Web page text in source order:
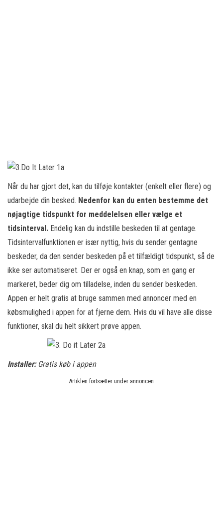
Når du har gjort det, kan du tilføje kontakter (enkelt eller flere) og
udarbejde din besked. Nedenfor kan du enten bestemme det
nøjagtige tidspunkt for meddelelsen eller vælge et
tidsinterval. Endelig kan du indstille beskeden til at gentage.
Tidsintervalfunktionen er især nyttig, hvis du sender gentagne
beskeder, da den sender beskeden på et tilfældigt tidspunkt, så de
ikke ser automatiseret. Der er også en knap, som en gang er
markeret, beder dig om tilladelse, inden du sender beskeden.
Appen er helt gratis at bruge sammen med annoncer med en
købsmulighed i appen for at fjerne dem. Hvis du vil have alle disse
funktioner, skal du helt sikkert prøve appen.
Installer: Gratis køb i appen
Artiklen fortsætter under annoncen